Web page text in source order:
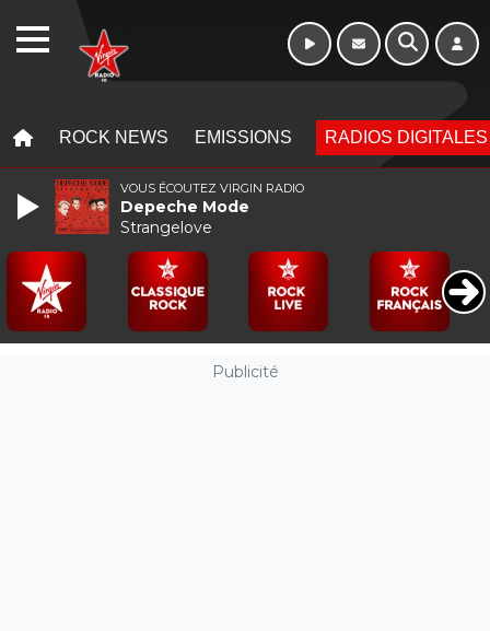
ROCK NEWS EMISSIONS RADIOS DIGITALES
Publicité
VOUS ÉCOUTEZ VIRGIN RADIO
Depeche Mode
Strangelove
WEBRADIO